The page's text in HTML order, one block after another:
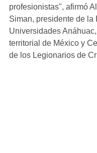
profesionistas", afirmó
Siman, presidente de la
Universidades
territorial de México y
de los Legionarios de